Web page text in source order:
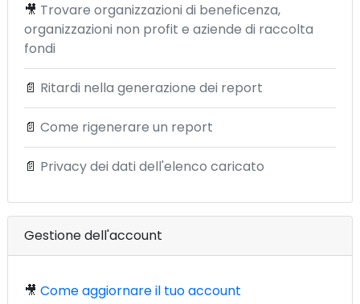
🎥 Trovare organizzazioni di beneficenza,
organizzazioni non profit e aziende di raccolta
fondi
📄 Ritardi nella generazione dei report
📄 Come rigenerare un report
📄 Privacy dei dati dell'elenco caricato
Gestione dell'account
🎥 Come aggiornare il tuo account